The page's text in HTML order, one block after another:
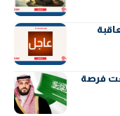
فرصة